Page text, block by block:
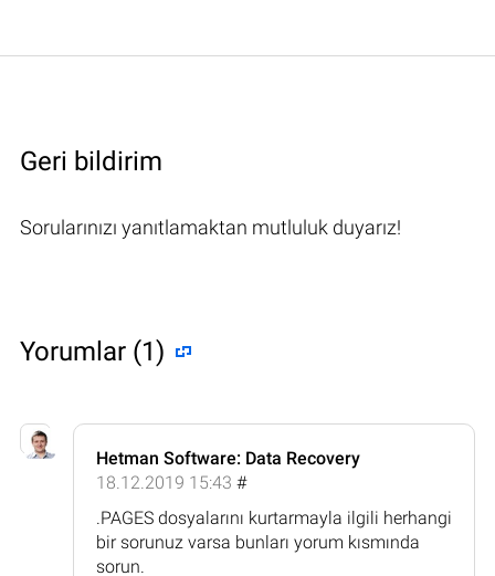
Geri bildirim
Sorularınızı yanıtlamaktan mutluluk duyarız!
Yorumlar (1)
Hetman Software: Data Recovery
18.12.2019 15:43 #
.PAGES dosyalarını kurtarmayla ilgili herhangi
bir sorunuz varsa bunları yorum kısmında
sorun.